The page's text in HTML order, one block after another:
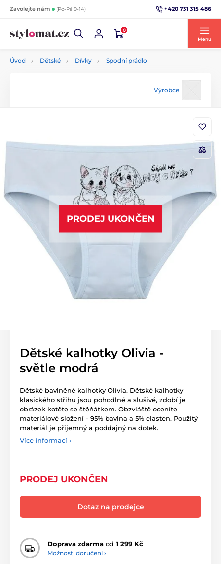
Zavolejte nám (Po-Pá 9-14) +420 731 315 486
0
Menu
Úvod Dětské Dívky Spodní prádlo
Výrobce
PRODEJ UKONČEN
Dětské kalhotky Olivia -
světle modrá
Dětské bavlněné kalhotky Olivia. Dětské kalhotky
klasického střihu jsou pohodlné a slušivé, zdobí je
obrázek kotěte se štěňátkem. Obzvláště oceníte
materiálové složení - 95% bavlna a 5% elasten. Použitý
materiál je příjemný a poddajný na dotek.
Více informací ›
PRODEJ UKONČEN
Dotaz na prodejce
Doprava zdarma od 1 299 Kč
Možnosti doručení ›